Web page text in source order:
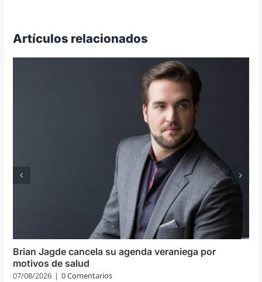
Artículos relacionados
Brian Jagde cancela su agenda veraniega por
motivos de salud
07/08/2026 | 0 Comentarios